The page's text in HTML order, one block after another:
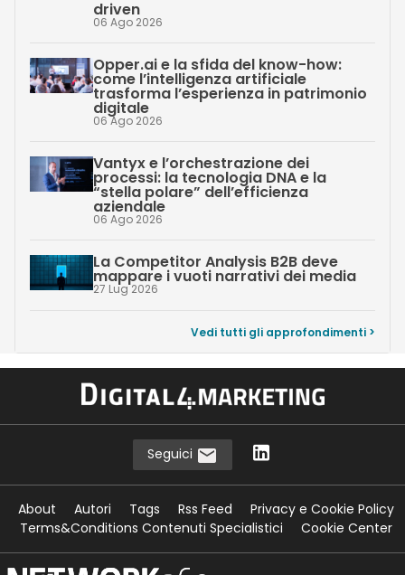
driven
06 Ago 2026
Opper.ai e la sfida del know-how:
come l’intelligenza artificiale
trasforma l’esperienza in patrimonio
digitale
06 Ago 2026
Vantyx e l’orchestrazione dei
processi: la tecnologia DNA e la
“stella polare” dell’efficienza
aziendale
06 Ago 2026
La Competitor Analysis B2B deve
mappare i vuoti narrativi dei media
27 Lug 2026
Vedi tutti gli approfondimenti >
Seguici
About Autori Tags Rss Feed
Privacy e Cookie Policy
Terms&Conditions Contenuti Specialistici
Cookie Center